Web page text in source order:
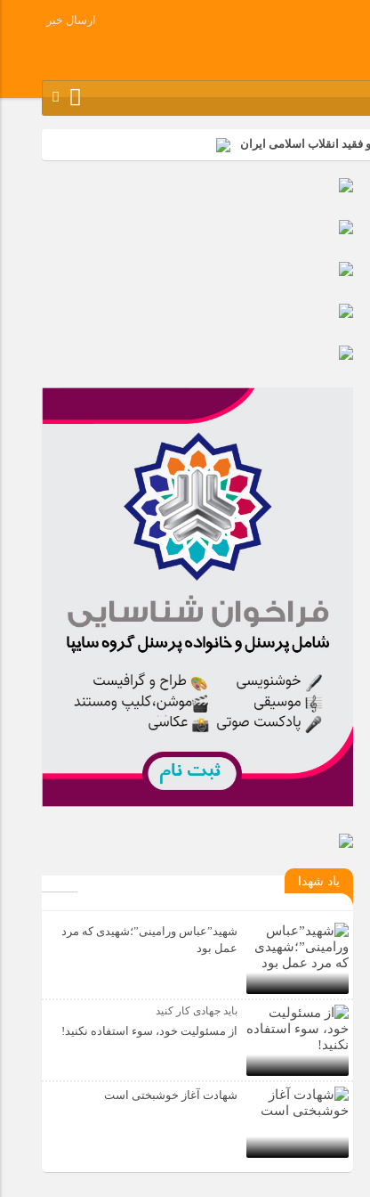
ارسال خبر
انقلاب اسلامی ایران
شرکت کرد
یاد شهدا
شهید”عباس ورامینی”؛شهیدی که مرد
عمل بود
باید جهادی کار کنید
از مسئولیت خود، سوء استفاده نکنید!
شهادت آغاز خوشبختی است